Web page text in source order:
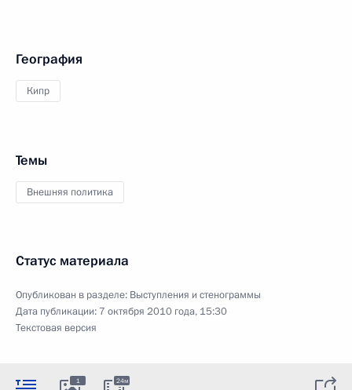
География
Кипр
Темы
Внешняя политика
Статус материала
Опубликован в разделе: Выступления и стенограммы
Дата публикации: 7 октября 2010 года, 15:30
Текстовая версия
1 24м